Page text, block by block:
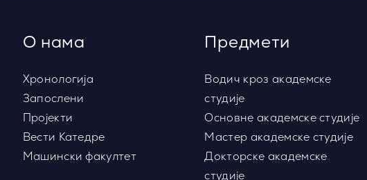
О нама
Хронологија
Запослени
Пројекти
Вести Катедре
Машински факултет
Предмети
Водич кроз академске
студије
Основне академске студије
Мастер академске студије
Докторске академске
студије